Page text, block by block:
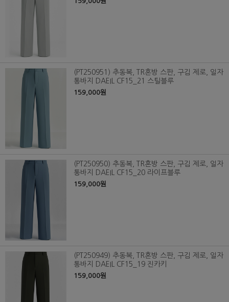
(PT250951) 추동복, TR혼방 스판, 구김 제로, 일자
통바지 DAEIL CF15_21 스틸블루
159,000원
(PT250950) 추동복, TR혼방 스판, 구김 제로, 일자
통바지 DAEIL CF15_20 라이프블루
159,000원
(PT250949) 추동복, TR혼방 스판, 구김 제로, 일자
통바지 DAEIL CF15_19 진카키
159,000원